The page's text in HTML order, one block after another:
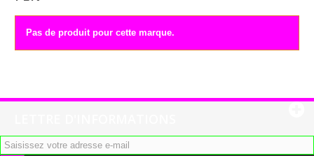
Pas de produit pour cette marque.